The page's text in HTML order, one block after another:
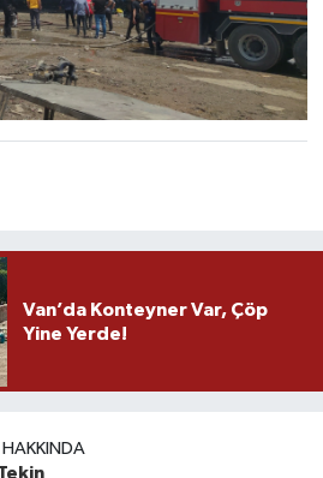
Van’da Konteyner Var, Çöp
Yine Yerde!
HAKKINDA